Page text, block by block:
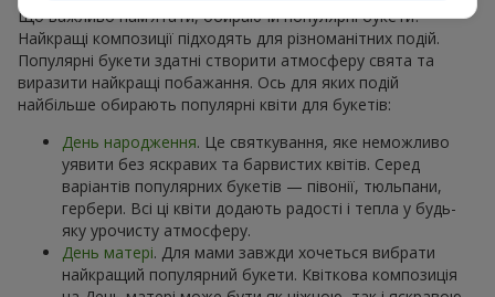
Що важливо пам’ятати, обираючи популярні букети?
Найкращі композиції підходять для різноманітних подій.
Популярні букети здатні створити атмосферу свята та
виразити найкращі побажання. Ось для яких подій
найбільше обирають популярні квіти для букетів:
День народження. Це святкування, яке неможливо
уявити без яскравих та барвистих квітів. Серед
варіантів популярних букетів — півонії, тюльпани,
гербери. Всі ці квіти додають радості і тепла у будь-
яку урочисту атмосферу.
День матері. Для мами завжди хочеться вибрати
найкращий популярний букети. Квіткова композиція